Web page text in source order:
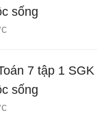
sống
7 tập 1 SGK
sống